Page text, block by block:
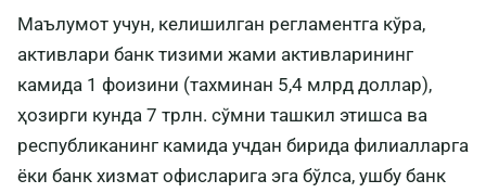
Маълумот учун, келишилган регламентга кўра,
активлари банк тизими жами активларининг
камида 1 фоизини (тахминан 5,4 млрд доллар),
ҳозирги кунда 7 трлн. сўмни ташкил этишса ва
республиканинг камида учдан бирида филиалларга
ёки банк хизмат офисларига эга бўлса, ушбу банк